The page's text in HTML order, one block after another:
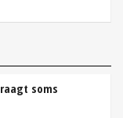
soms